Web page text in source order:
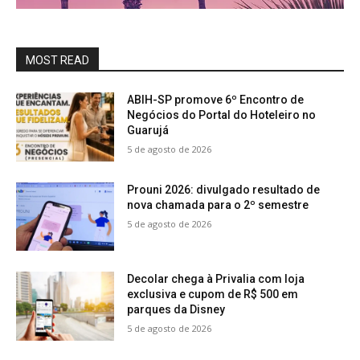
MOST READ
ABIH-SP promove 6º Encontro de
Negócios do Portal do Hoteleiro no
Guarujá
5 de agosto de 2026
Prouni 2026: divulgado resultado de
nova chamada para o 2º semestre
5 de agosto de 2026
Decolar chega à Privalia com loja
exclusiva e cupom de R$ 500 em
parques da Disney
5 de agosto de 2026